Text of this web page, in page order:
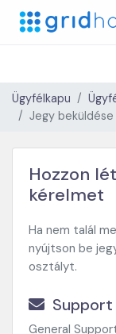
Ügyfélkapu
Jegy beküldése
Hozzon
kérelmet
Ha nem talál
nyújtson be
osztályt.
Support
General